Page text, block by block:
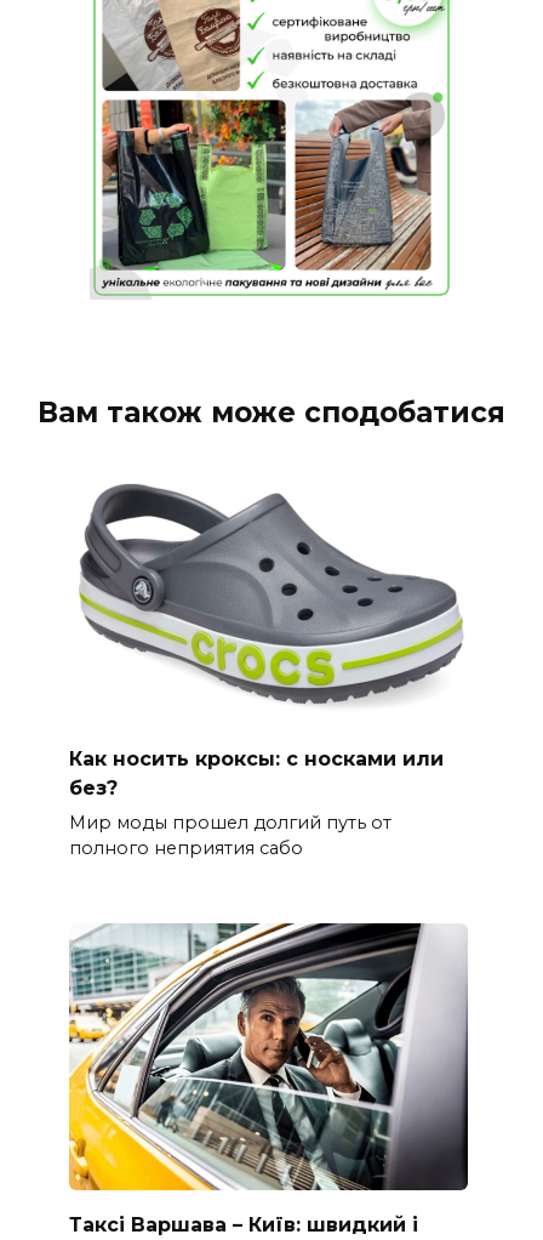
Вам також може сподобатися
Как носить кроксы: с носками или
без?
Мир моды прошел долгий путь от
полного неприятия сабо
Таксі Варшава – Київ: швидкий і